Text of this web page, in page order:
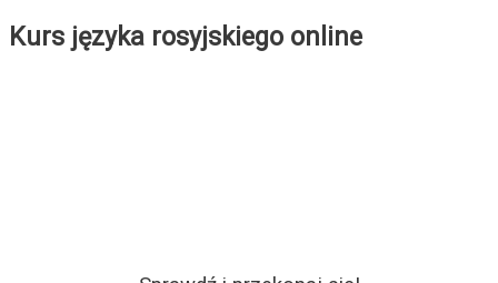
Kurs języka rosyjskiego online